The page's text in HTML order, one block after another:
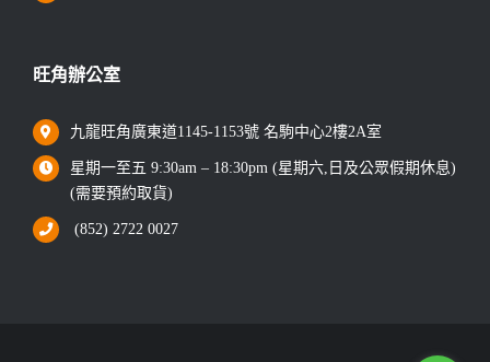
旺角辦公室
九龍旺角廣東道1145-1153號 名駒中心2樓2A室
星期一至五 9:30am – 18:30pm (星期六,日及公眾假期休息)
(需要預約取貨)
(852) 2722 0027